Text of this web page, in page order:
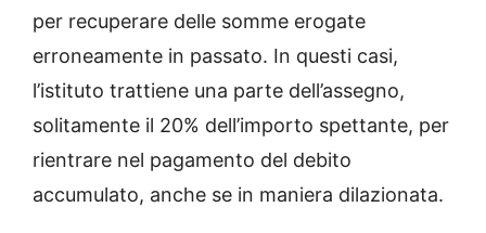
per recuperare delle somme erogate
erroneamente in passato. In questi casi,
l’istituto trattiene una parte dell’assegno,
solitamente il 20% dell’importo spettante, per
rientrare nel pagamento del debito
accumulato, anche se in maniera dilazionata.